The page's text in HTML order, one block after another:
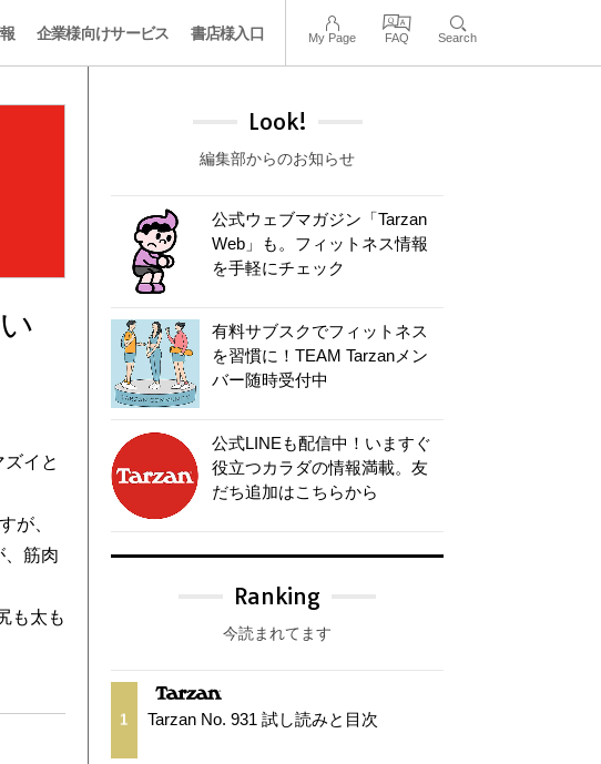
企業様向けサービス 書店様入口 My Page FAQ Search
イと
が、
、筋肉
も太も
Look!
編集部からのお知らせ
公式ウェブマガジン「Tarzan
Web」も。フィットネス情報
を手軽にチェック
有料サブスクでフィットネス
を習慣に！TEAM Tarzanメン
バー随時受付中
公式LINEも配信中！いますぐ
役立つカラダの情報満載。友
だち追加はこちらから
Ranking
今読まれてます
1 Tarzan No. 931 試し読みと目次